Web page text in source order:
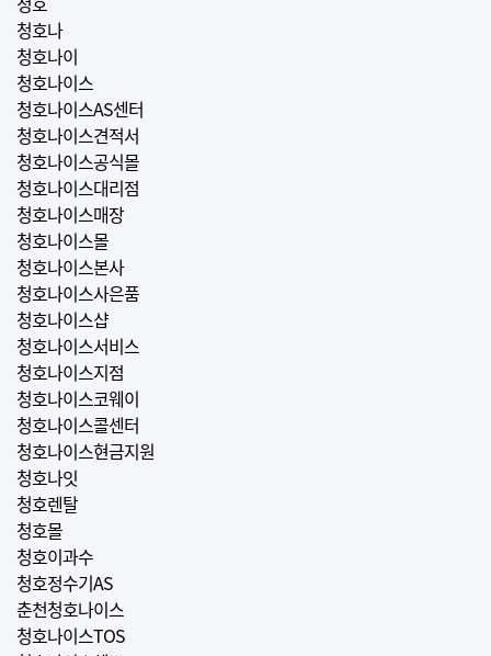
청호나
청호나이
청호나이스
청호나이스AS센터
청호나이스견적서
청호나이스공식몰
청호나이스대리점
청호나이스매장
청호나이스몰
청호나이스본사
청호나이스사은품
청호나이스샵
청호나이스서비스
청호나이스지점
청호나이스코웨이
청호나이스콜센터
청호나이스현금지원
청호나잇
청호렌탈
청호몰
청호이과수
청호정수기AS
춘천청호나이스
청호나이스TOS